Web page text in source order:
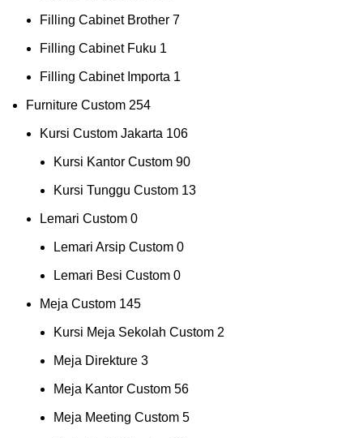
Filling Cabinet Brother 7
Filling Cabinet Fuku 1
Filling Cabinet Importa 1
Furniture Custom 254
Kursi Custom Jakarta 106
Kursi Kantor Custom 90
Kursi Tunggu Custom 13
Lemari Custom 0
Lemari Arsip Custom 0
Lemari Besi Custom 0
Meja Custom 145
Kursi Meja Sekolah Custom 2
Meja Direkture 3
Meja Kantor Custom 56
Meja Meeting Custom 5